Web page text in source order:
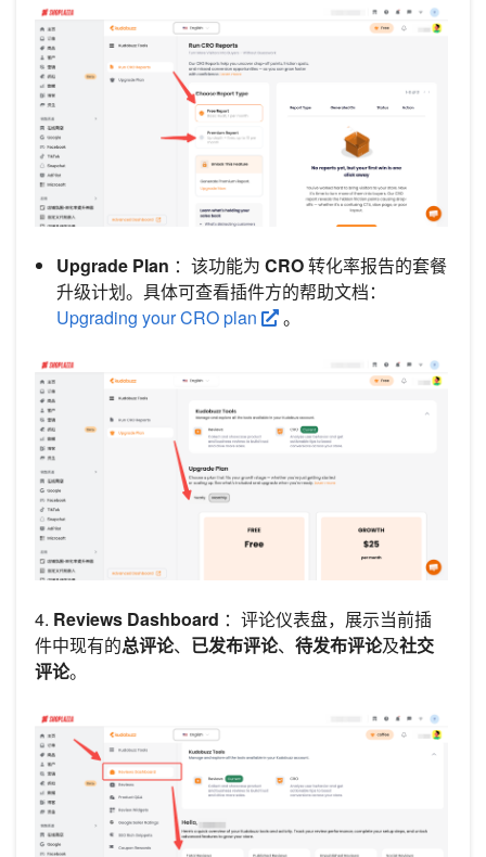
Upgrade Plan ：该功能为 CRO转化率报告的套餐
升级计划。具体可查看插件方的帮助文档：
Upgrading your CRO plan
。
4. Reviews Dashboard ：评论仪表盘，展示当前插
件中现有的总评论、 已发布评论、 待发布评论及社交
评论。